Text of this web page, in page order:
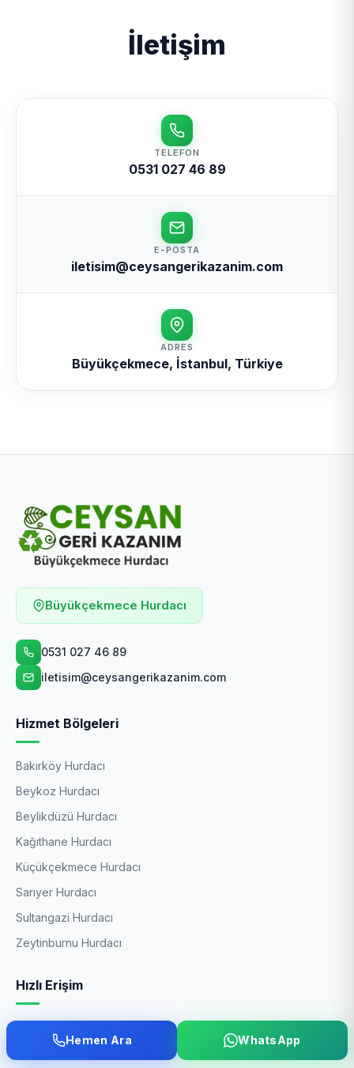
İletişim
TELEFON
0531 027 46 89
E-POSTA
iletisim@ceysangerikazanim.com
ADRES
Büyükçekmece, İstanbul, Türkiye
Büyükçekmece Hurdacı
0531 027 46 89
iletisim@ceysangerikazanim.com
Hizmet Bölgeleri
Bakırköy Hurdacı
Beykoz Hurdacı
Beylikdüzü Hurdacı
Kağıthane Hurdacı
Küçükçekmece Hurdacı
Sarıyer Hurdacı
Sultangazi Hurdacı
Zeytinburnu Hurdacı
Hızlı Erişim
Hemen Ara WhatsApp